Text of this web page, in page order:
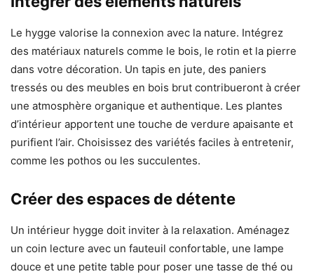
Le hygge valorise la connexion avec la nature. Intégrez
des matériaux naturels comme le bois, le rotin et la pierre
dans votre décoration. Un tapis en jute, des paniers
tressés ou des meubles en bois brut contribueront à créer
une atmosphère organique et authentique. Les plantes
d’intérieur apportent une touche de verdure apaisante et
purifient l’air. Choisissez des variétés faciles à entretenir,
comme les pothos ou les succulentes.
Créer des espaces de détente
Un intérieur hygge doit inviter à la relaxation. Aménagez
un coin lecture avec un fauteuil confortable, une lampe
douce et une petite table pour poser une tasse de thé ou